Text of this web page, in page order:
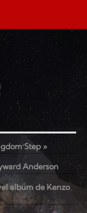
Step »
Anderson
album de Kenzo